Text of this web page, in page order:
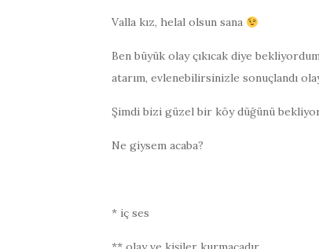
Valla kız, helal olsun sana
Ben büyük olay çıkıcak diye
atarım, evlenebilirsinizle sonuçlandı
Şimdi bizi güzel bir köy düğünü
Ne giysem acaba?
* iç ses